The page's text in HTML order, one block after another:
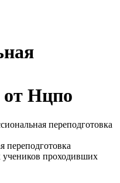
от Нцпо
переподготовка
переподготовка
проходивших